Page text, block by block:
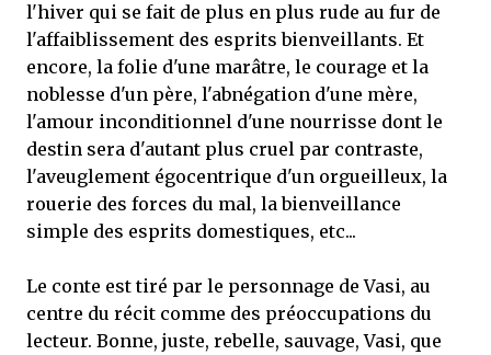
l'hiver qui se fait de plus en plus rude au fur de
l'affaiblissement des esprits bienveillants. Et
encore, la folie d'une marâtre, le courage et la
noblesse d'un père, l'abnégation d'une mère,
l'amour inconditionnel d'une nourrisse dont le
destin sera d'autant plus cruel par contraste,
l'aveuglement égocentrique d'un orgueilleux, la
rouerie des forces du mal, la bienveillance
simple des esprits domestiques, etc...
Le conte est tiré par le personnage de Vasi, au
centre du récit comme des préoccupations du
lecteur. Bonne, juste, rebelle, sauvage, Vasi, que